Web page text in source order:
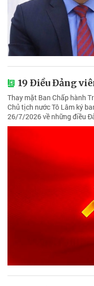
19 Điều Đảng
Thay mặt Ban Chấp hành
Chủ tịch nước Tô Lâm ký
26/7/2026 về những điều